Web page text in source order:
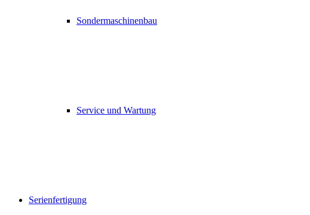
Sondermaschinenbau
Service und Wartung
Serienfertigung